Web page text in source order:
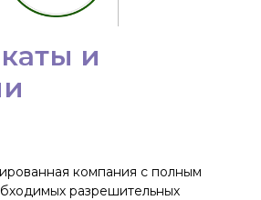
и
компания с полным
разрешительных